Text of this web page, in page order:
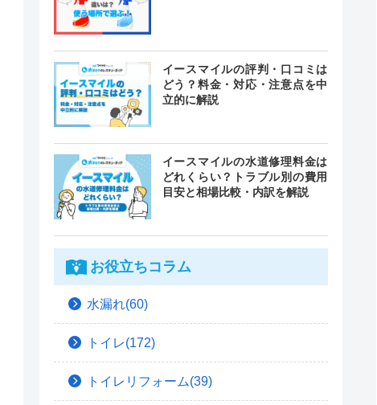
イースマイルの評判・口コミは
どう？料金・対応・注意点を中
立的に解説
イースマイルの水道修理料金は
どれくらい？トラブル別の費用
目安と相場比較・内訳を解説
お役立ちコラム
水漏れ(60)
トイレ(172)
トイレリフォーム(39)